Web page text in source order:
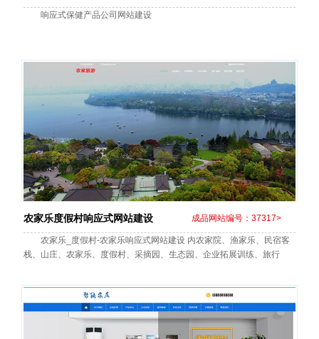
响应式保健产品公司网站建设
农家乐度假村响应式网站建设 成品网站编号：37317>
农家乐_度假村-农家乐响应式网站建设 内农家院、渔家乐、民宿客
栈、山庄、农家乐、度假村、采摘园、生态园、企业拓展训练、旅行